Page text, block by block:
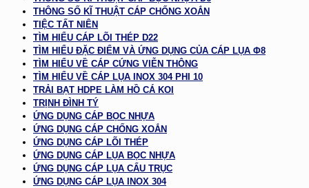
THÔNG SỐ KĨ THUẬT CÁP CHỐNG XOẮN
TIỆC TẤT NIÊN
TÌM HIỂU CÁP LÕI THÉP D22
TÌM HIỂU ĐẶC ĐIỂM VÀ ỨNG DỤNG CỦA CÁP LỤA Φ8
TÌM HIỂU VỀ CÁP CỨNG VIỄN THÔNG
TÌM HIỂU VỀ CÁP LỤA INOX 304 PHI 10
TRẢI BẠT HDPE LÀM HỒ CÁ KOI
TRỊNH ĐÌNH TÝ
ỨNG DỤNG CÁP BỌC NHỰA
ỨNG DỤNG CÁP CHỐNG XOẮN
ỨNG DỤNG CÁP LÕI THÉP
ỨNG DỤNG CÁP LỤA BỌC NHỰA
ỨNG DỤNG CÁP LỤA CẨU TRỤC
ỨNG DỤNG CÁP LỤA INOX 304